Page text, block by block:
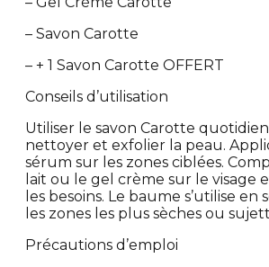
– Savon Carotte
– + 1 Savon Carotte OFFERT
Conseils d’utilisation
Utiliser le savon Carotte
nettoyer et exfolier la peau.
sérum sur les zones ciblées.
lait ou le gel crème sur le visage
les besoins. Le baume s’utilise en
les zones les plus sèches ou
Précautions d’emploi